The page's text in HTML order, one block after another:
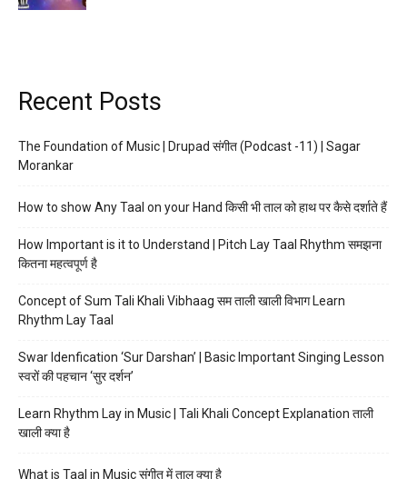
Recent Posts
The Foundation of Music | Drupad संगीत (Podcast -11) | Sagar
Morankar
How to show Any Taal on your Hand किसी भी ताल को हाथ पर कैसे दर्शाते हैं
How Important is it to Understand | Pitch Lay Taal Rhythm समझना
कितना महत्वपूर्ण है
Concept of Sum Tali Khali Vibhaag सम ताली खाली विभाग Learn
Rhythm Lay Taal
Swar Idenfication ‘Sur Darshan’ | Basic Important Singing Lesson
स्वरों की पहचान ‘सुर दर्शन’
Learn Rhythm Lay in Music | Tali Khali Concept Explanation ताली
खाली क्या है
What is Taal in Music संगीत में ताल क्या है